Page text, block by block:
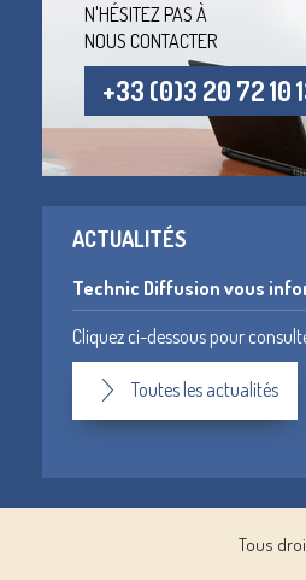
N'HÉSITEZ PAS À
NOUS CONTACTER
+33 (0)3 20 72 10
ACTUALITÉS
Technic Diffusion vous
Cliquez ci-dessous pour
Toutes les actualités
Tous